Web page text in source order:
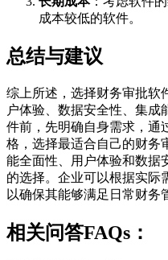
成本较低的软件。
总结与建议
综上所述，选择财务审批软
户体验、数据安全性、集成
件前，先明确自身需求，通
格，选择最适合自己的财务
能全面性、用户体验和数据
的选择。企业可以根据实际
以确保其能够满足日常财务
相关问答FAQs：